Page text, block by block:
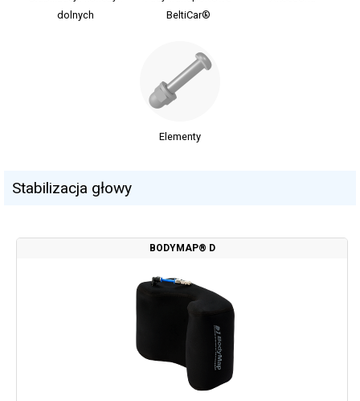
dolnych
BeltiCar®
Elementy
Stabilizacja głowy
BODYMAP® D